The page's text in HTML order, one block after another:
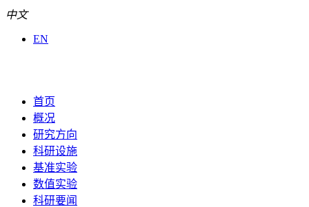
中文
EN
首页
概况
研究方向
科研设施
基准实验
数值实验
科研要闻